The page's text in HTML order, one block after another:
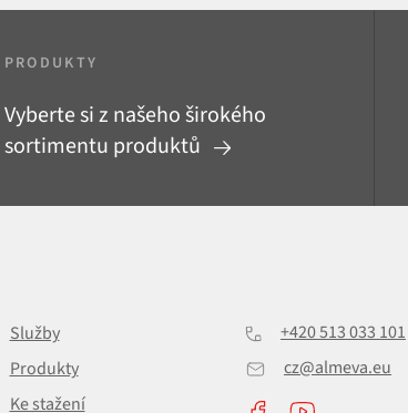
PRODUKTY
Vyberte si z našeho širokého
sortimentu produktů
Služby
Produkty
Ke stažení
+420 513 033 101
cz@almeva.eu